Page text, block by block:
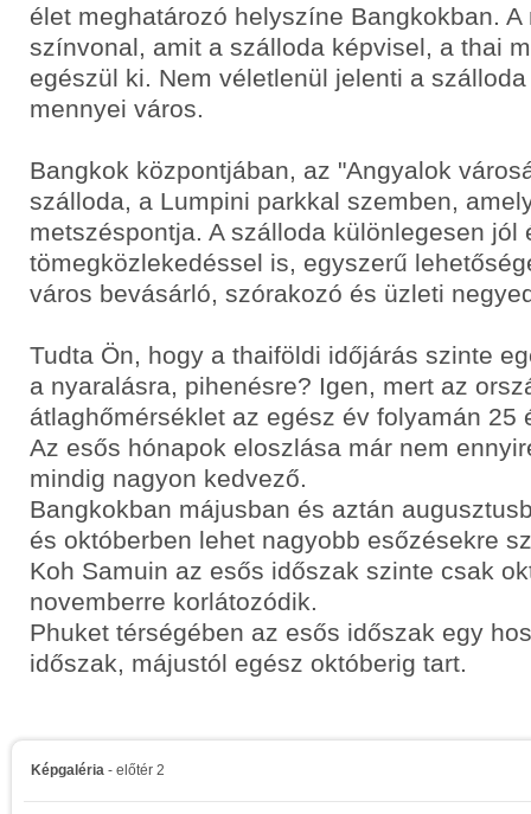
élet meghatározó helyszíne Bangkokban.
színvonal, amit a szálloda képvisel, a thai
egészül ki. Nem véletlenül jelenti a
mennyei város.
Bangkok központjában, az "Angyalok
szálloda, a Lumpini parkkal szemben,
metszéspontja. A szálloda különlegesen jól
tömegközlekedéssel is, egyszerű
város bevásárló, szórakozó és üzleti
Tudta Ön, hogy a thaiföldi időjárás szinte
a nyaralásra, pihenésre? Igen, mert az
átlaghőmérséklet az egész év folyamán 25
Az esős hónapok eloszlása már nem
mindig nagyon kedvező.
Bangkokban májusban és aztán
és októberben lehet nagyobb esőzésekre
Koh Samuin az esős időszak szinte csak
novemberre korlátozódik.
Phuket térségében az esős időszak egy
időszak, májustól egész októberig tart.
Képgaléria - előtér 2